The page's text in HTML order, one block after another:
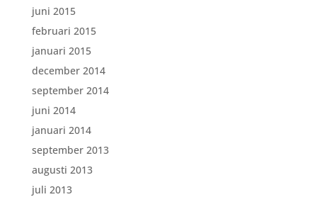
juni 2015
februari 2015
januari 2015
december 2014
september 2014
juni 2014
januari 2014
september 2013
augusti 2013
juli 2013